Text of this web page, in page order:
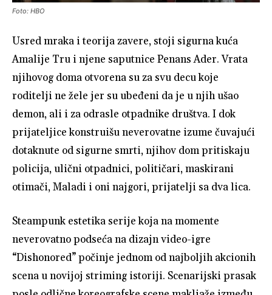
Foto: HBO
Usred mraka i teorija zavere, stoji sigurna kuća
Amalije Tru i njene saputnice Penans Ader. Vrata
njihovog doma otvorena su za svu decu koje
roditelji ne žele jer su ubeđeni da je u njih ušao
demon, ali i za odrasle otpadnike društva. I dok
prijateljice konstruišu neverovatne izume čuvajući
dotaknute od sigurne smrti, njihov dom pritiskaju
policija, ulični otpadnici, političari, maskirani
otimači, Maladi i oni najgori, prijatelji sa dva lica.
Steampunk estetika serije koja na momente
neverovatno podseća na dizajn video-igre
“Dishonored” počinje jednom od najboljih akcionih
scena u novijoj striming istoriji. Scenarijski prasak